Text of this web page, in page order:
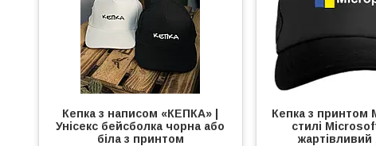
Кепка з написом «КЕПКА» |
Унісекс бейсболка чорна або
біла з принтом
Кепка з принтом
стилі
жартівливий